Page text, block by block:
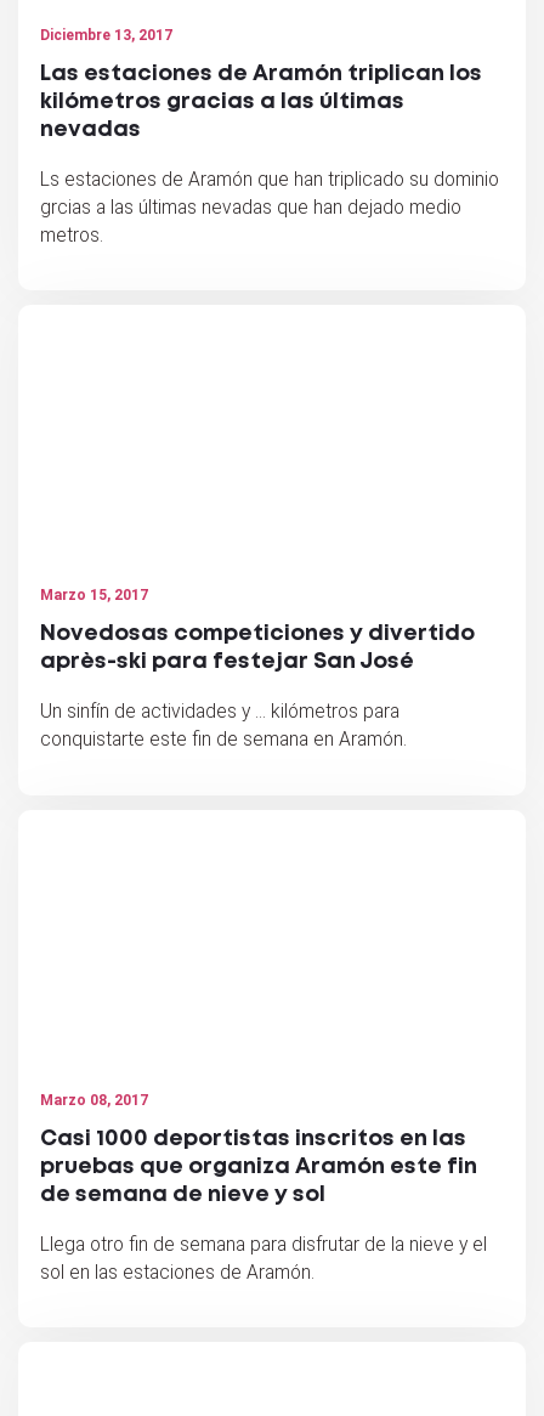
Diciembre 13, 2017
Las estaciones de Aramón triplican los
kilómetros gracias a las últimas
nevadas
Ls estaciones de Aramón que han triplicado su dominio
grcias a las últimas nevadas que han dejado medio
metros.
Marzo 15, 2017
Novedosas competiciones y divertido
après-ski para festejar San José
Un sinfín de actividades y … kilómetros para
conquistarte este fin de semana en Aramón.
Marzo 08, 2017
Casi 1000 deportistas inscritos en las
pruebas que organiza Aramón este fin
de semana de nieve y sol
Llega otro fin de semana para disfrutar de la nieve y el
sol en las estaciones de Aramón.